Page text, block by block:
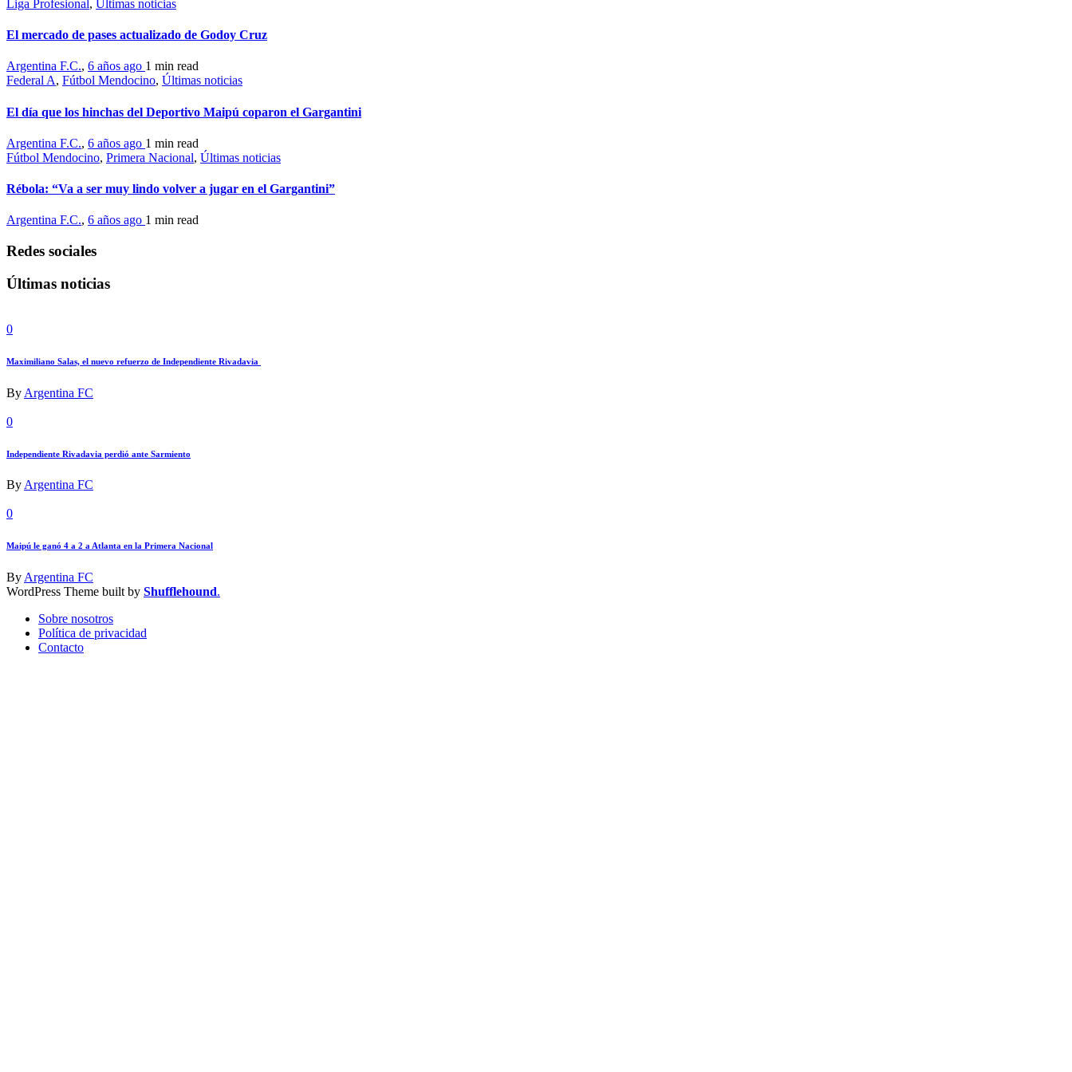
Liga Profesional , Últimas noticias
El mercado de pases actualizado de Godoy Cruz
Argentina F.C., 6 años ago 1 min read
Federal A, Fútbol Mendocino, Últimas noticias
El día que los hinchas del Deportivo Maipú coparon el Gargantini
Argentina F.C., 6 años ago 1 min read
Fútbol Mendocino, Primera Nacional, Últimas noticias
Rébola: “Va a ser muy lindo volver a jugar en el Gargantini”
Argentina F.C., 6 años ago 1 min read
Redes sociales
Últimas noticias
0
Maximiliano Salas, el nuevo refuerzo de Independiente Rivadavia
By Argentina FC
0
Independiente Rivadavia perdió ante Sarmiento
ByArgentina FC
0
Maipú le ganó 4 a 2 a Atlanta en la Primera Nacional
ByArgentina FC
WordPress Theme built by Shufflehound.
Sobre nosotros
Política de privacidad
Contacto